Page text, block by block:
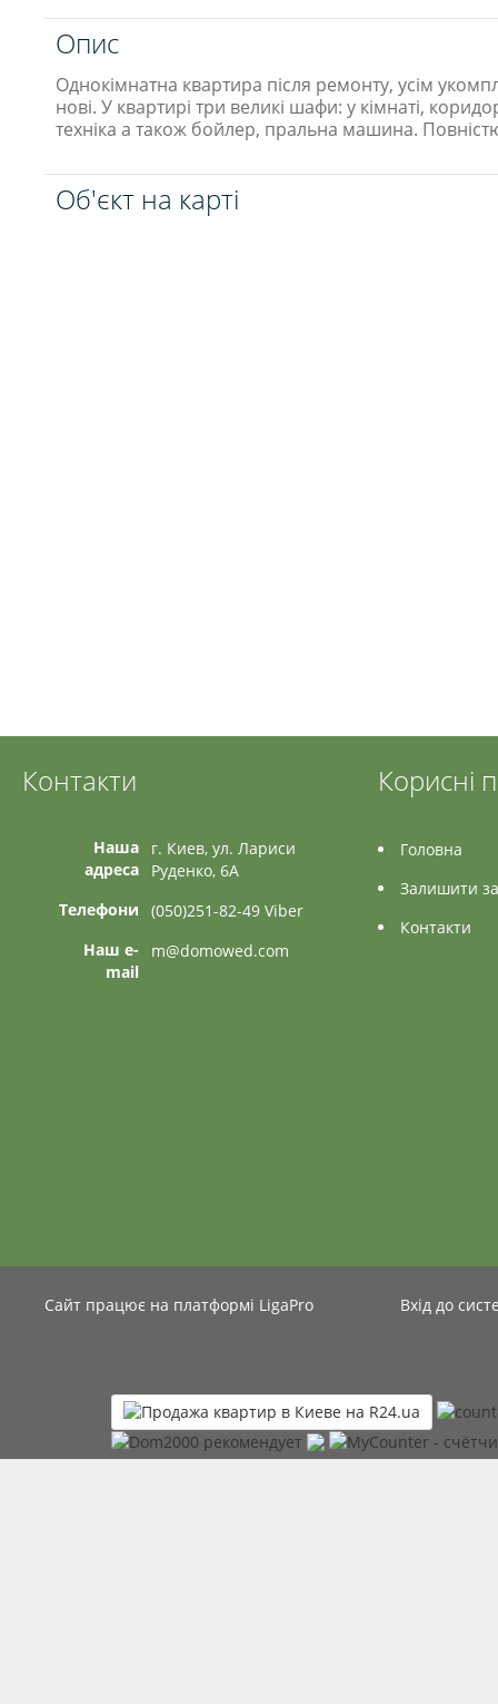
Опис
Однокімнатна квартира після ремонту, усім
нові. У квартирі три великі шафи: у кімнаті,
техніка а також бойлер, пральна машина.
Об'єкт на карті
Контакти
Наша
адреса
г. Киев, ул. Лариси
Руденко, 6А
Телефони
(050)251-82-49 Viber
Наш e-
mail
m@domowed.com
Корисні
Головна
Залишити
Контакти
Сайт працює на платформі LigaPro Вхід до